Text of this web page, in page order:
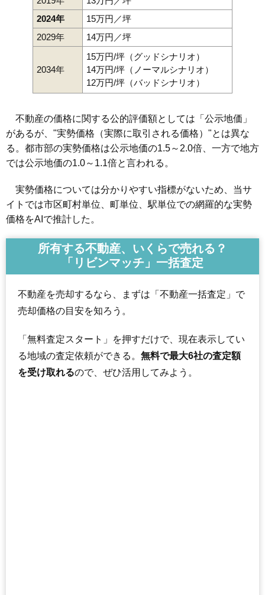
2024年
15万円／坪
2029年
14万円／坪
2034年
15万円/坪（グッドシナリオ）
14万円/坪（ノーマルシナリオ）
12万円/坪（バッドシナリオ）
不動産の価格に関する公的評価額としては「公示地価」
があるが、"実勢価格（実際に取引される価格）"とは異な
る。都市部の実勢価格は公示地価の1.5～2.0倍、一方で地方
では公示地価の1.0～1.1倍と言われる。
実勢価格については分かりやすい指標がないため、当サ
イトでは市区町村単位、町単位、駅単位での網羅的な実勢
価格をAIで推計した。
所有する不動産、いくらで売れる？
「リビンマッチ」一括査定
不動産を売却するなら、まずは「不動産一括査定」で
売却価格の目安を知ろう。
「無料査定スタート」を押すだけで、現在表示してい
る地域の査定依頼ができる。 無料で最大6社の査定額
を受け取れるので、ぜひ活用してみよう。